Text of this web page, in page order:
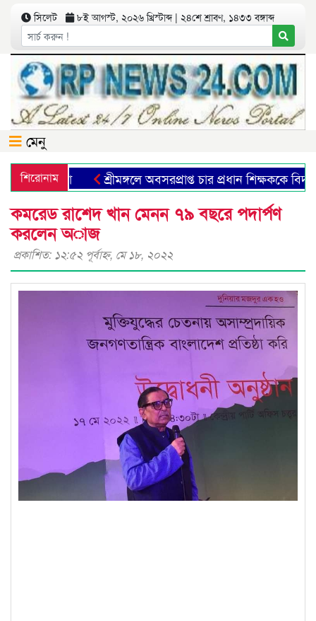
সিলেট ৮ই আগস্ট, ২০২৬ খ্রিস্টাব্দ | ২৪শে শ্রাবণ, ১৪৩৩ বঙ্গাব্দ
মেনু
শিরোনাম শ্রীমঙ্গলে অবসরপ্রাপ্ত চার প্রধান শিক্ষককে বিদায়
কমরেড রাশেদ খান মেনন ৭৯ বছরে পদার্পণ
করলেন অাজ
প্রকাশিত: ১২:৫২ পূর্বাহ্ণ, মে ১৮, ২০২২